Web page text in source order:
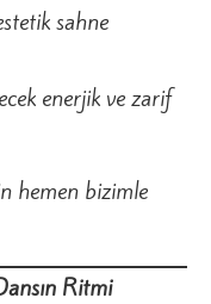
sahne
enerjik ve zarif
hemen bizimle
Ritmi